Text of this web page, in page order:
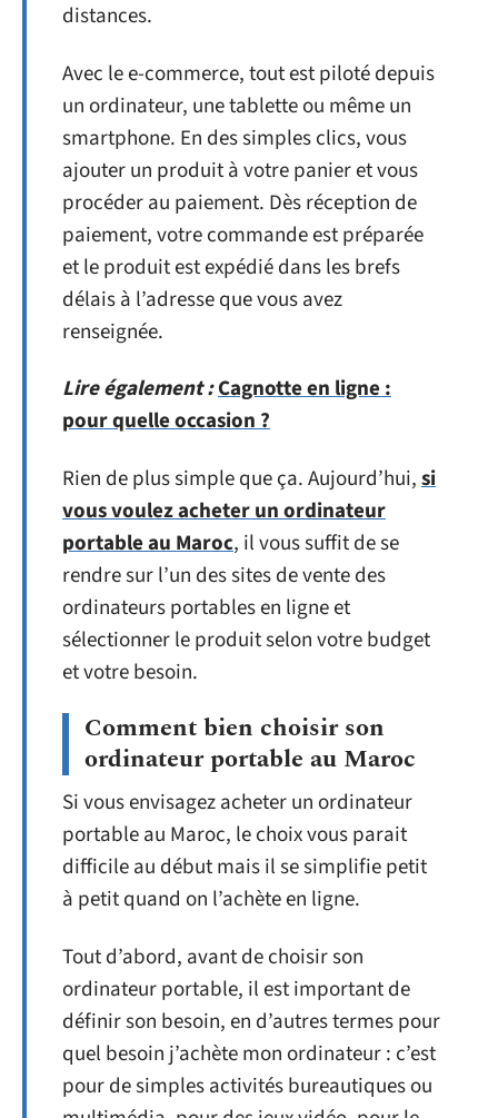
distances.
Avec le e-commerce, tout est piloté depuis
un ordinateur, une tablette ou même un
smartphone. En des simples clics, vous
ajouter un produit à votre panier et vous
procéder au paiement. Dès réception de
paiement, votre commande est préparée
et le produit est expédié dans les brefs
délais à l’adresse que vous avez
renseignée.
Lire également :Cagnotte en ligne :
pour quelle occasion ?
Rien de plus simple que ça. Aujourd’hui,si
vous voulez acheter un ordinateur
portable au Maroc, il vous suffit de se
rendre sur l’un des sites de vente des
ordinateurs portables en ligne et
sélectionner le produit selon votre budget
et votre besoin.
Comment bien choisir son
ordinateur portable au Maroc
Si vous envisagez acheter un ordinateur
portable au Maroc, le choix vous parait
difficile au début mais il se simplifie petit
à petit quand on l’achète en ligne.
Tout d’abord, avant de choisir son
ordinateur portable, il est important de
définir son besoin, en d’autres termes pour
quel besoin j’achète mon ordinateur : c’est
pour de simples activités bureautiques ou